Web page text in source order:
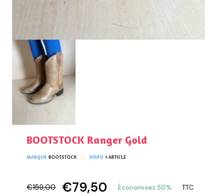
BOOTSTOCK Ranger Gold
MARQUE BOOTSTOCK DISPO 1 ARTICLE
€159,00 €79,50 Économisez 50% TTC